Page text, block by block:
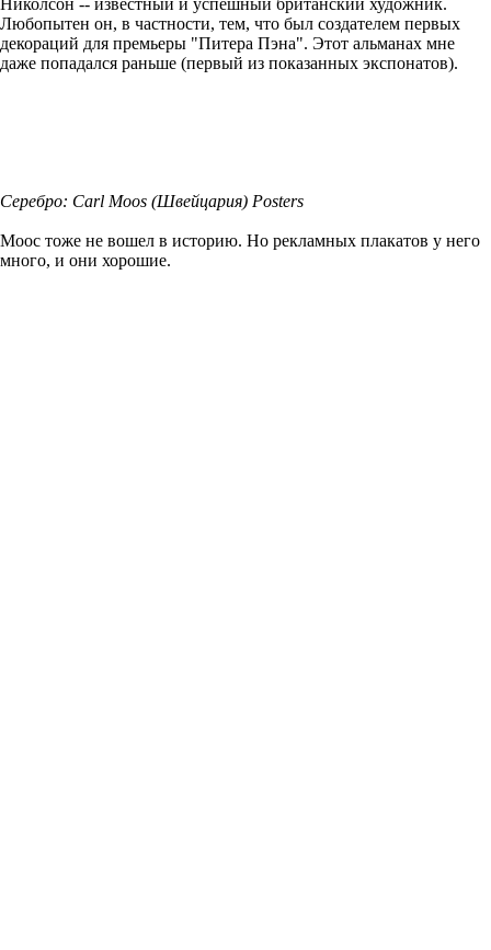
Любопытен он, в частности, тем, что был создателем первых
декораций для премьеры "Питера Пэна". Этот альманах мне
даже попадался раньше (первый из показанных экспонатов).
Серебро: Carl Moos (Швейцария) Posters
Моос тоже не вошел в историю. Но рекламных плакатов у него
много, и они хорошие.